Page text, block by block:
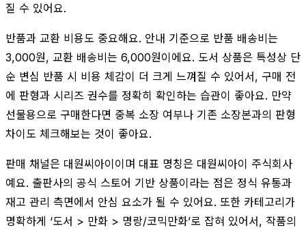
질 수 있어요.
반품과 교환 비용도 중요해요. 안내 기준으로 반품 배송비는
3,000원, 교환 배송비는 6,000원이에요. 도서 상품은 특성상 단
순 변심 반품 시 비용 체감이 더 크게 느껴질 수 있어서, 구매 전
에 판형과 시리즈 권수를 정확히 확인하는 습관이 좋아요. 만약
선물용으로 구매한다면 중복 소장 여부나 기존 소장본과의 판형
차이도 체크해보는 것이 좋아요.
판매 채널은 대원씨아이이며 대표 명칭은 대원씨아이 주식회사
예요. 출판사의 공식 스토어 기반 상품이라는 점은 정식 유통과
재고 관리 측면에서 안심 요소가 될 수 있어요. 또한 카테고리가
명확하게 ‘도서 > 만화 > 명랑/코믹만화’로 잡혀 있어서, 작품의